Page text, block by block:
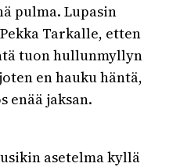
pulma. Lupasin
Tarkalle, etten
tuon hullunmyllyn
en hauku häntä,
enää jaksan.
asetelma kyllä